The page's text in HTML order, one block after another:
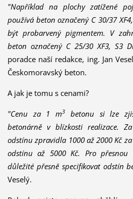
"Například na plochy zatížené
používá beton označený C 30/37
být probarvený pigmentem. V
beton označený C 25/30 XF3, S3
poradce naší redakce, ing. Jan
Českomoravský beton.
A jak je tomu s cenami?
"Cenu za 1 m3
betonu si lze
betonárně v blízkosti realizace.
odstínu zpravidla 1000 až 2000 Kč
odstínu až 5000 Kč. Pro přesnou
důležité přesně specifikovat odstín
Veselý.